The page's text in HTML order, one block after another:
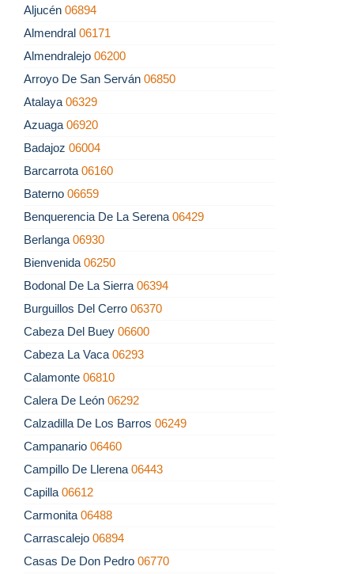
Aljucén 06894
Almendral 06171
Almendralejo 06200
Arroyo De San Serván 06850
Atalaya 06329
Azuaga 06920
Badajoz 06004
Barcarrota 06160
Baterno 06659
Benquerencia De La Serena 06429
Berlanga 06930
Bienvenida 06250
Bodonal De La Sierra 06394
Burguillos Del Cerro 06370
Cabeza Del Buey 06600
Cabeza La Vaca 06293
Calamonte 06810
Calera De León 06292
Calzadilla De Los Barros 06249
Campanario 06460
Campillo De Llerena 06443
Capilla 06612
Carmonita 06488
Carrascalejo 06894
Casas De Don Pedro 06770